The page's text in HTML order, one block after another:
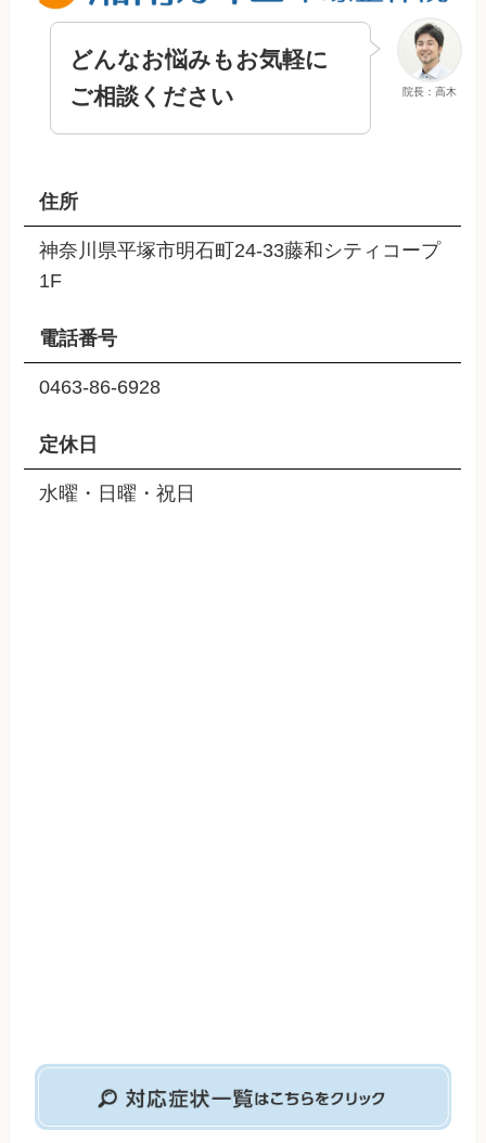
院長：高木
どんなお悩みもお気軽に
ご相談ください
住所
神奈川県平塚市明石町24-33藤和シティコープ
1F
電話番号
0463-86-6928
定休日
水曜・日曜・祝日